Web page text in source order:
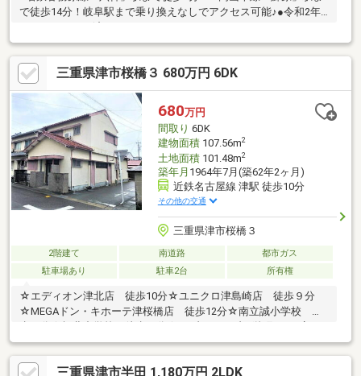
で徒歩14分！岐阜駅まで乗り換えなしでアクセス可能♪●令和2年
ス、洗面化粧台など主要設備を新品交換！・フローリング、畳交
換、クロス張替で内装もピカピカ♪・外壁塗装で外観もリフレッシ
ュ済み！●増築：昭和44年●ファミリーにうれしい4SDK！各居室6
畳以上でゆとりある住空間♪●便利なサービスルーム付き！収納や
趣味部屋としても活用できます♪●陽当たり良好な南向き！明るく
暖かいお住まいで快適生活♪ぜひ一度、現地をご覧ください！お気
軽にお問い合わせください♪セットバック有り
三重県津市桜橋３ 680万円 6DK
680万円
間取り 6DK
建物面積107.56m2
土地面積101.48m2
築年月 1964年7月(築62年2ヶ月)
近鉄名古屋線 津駅 徒歩10分
その他の交通
三重県津市桜橋３
2階建て 南道路
都市ガス
駐車場あり
駐車2台 所有権
☆エディオン津北店 徒歩10分☆ユニクロ津島崎店 徒歩９分
☆MEGAドン・キホーテ津桜橋店 徒歩12分☆南立誠小学校 徒
徒歩7分
三重県津市半田 1,180万円 2LDK